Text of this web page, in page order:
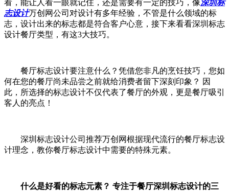
看，能让人看一眼就记住，还是需要有一定的技巧，像深圳标
志设计万创网公司对设计有多年经验，不管是什么领域的标
志，设计出来的标志都是符合客户心意，接下来看看深圳标志
设计餐厅类型，有这3大技巧。
餐厅标志设计要注意什么？凭借您非凡的烹饪技巧，您如
何在您的餐厅尚未品尝之前就给消费者留下深刻印象？ 因
此，所选择的标志设计不仅代表了餐厅的外观，更是餐厅吸引
客人的亮点！
深圳标志设计公司推荐万创网根据现代流行的餐厅标志设
计理念，教你餐厅标志设计中需要的特殊元素。
什么是好看的标志元素？ 专注于餐厅深圳标志设计的三